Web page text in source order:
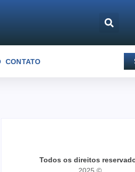
CONTATO
Todos os direitos